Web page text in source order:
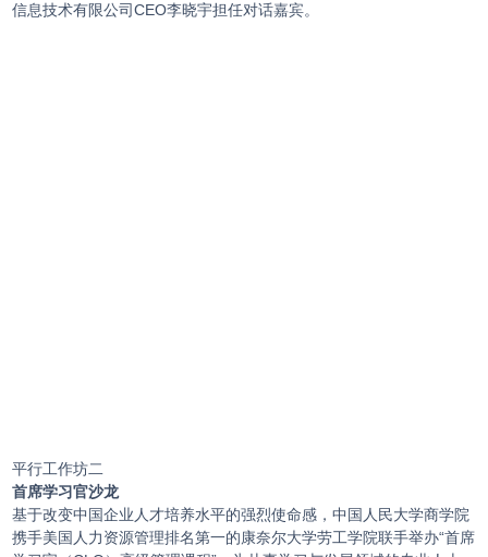
信息技术有限公司CEO李晓宇担任对话嘉宾。
平行工作坊二
首席学习官沙龙
基于改变中国企业人才培养水平的强烈使命感，中国人民大学商学院
携手美国人力资源管理排名第一的康奈尔大学劳工学院联手举办“首席